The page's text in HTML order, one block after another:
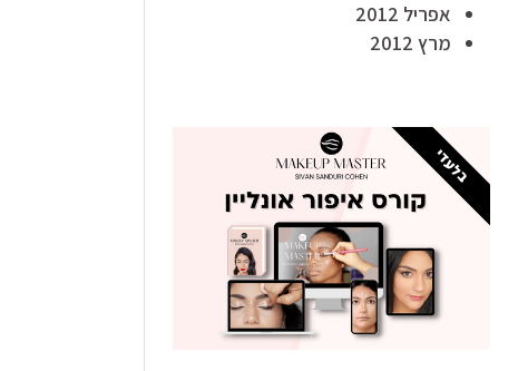
אפריל 2012
מרץ 2012
בלעדי